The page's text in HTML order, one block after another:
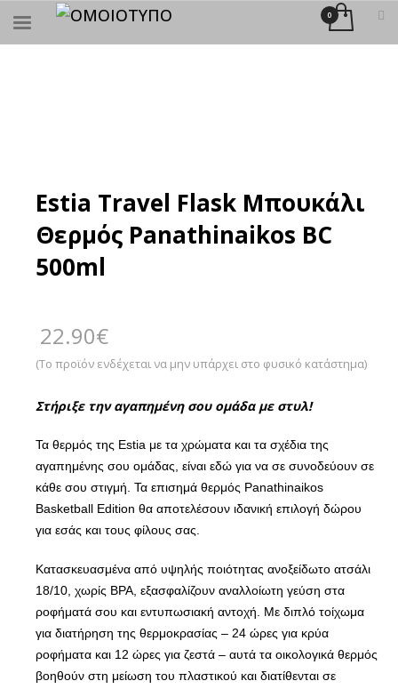
ΑΝΑΖΉΤΗΣΗ
Estia Travel Flask Μπουκάλι
Θερμός Panathinaikos BC
500ml
22.90€
(Το προϊόν ενδέχεται να μην υπάρχει στο φυσικό κατάστημα)
Στήριξε την αγαπημένη σου ομάδα με στυλ!
Τα θερμός της Estia με τα χρώματα και τα σχέδια της
αγαπημένης σου ομάδας, είναι εδώ για να σε συνοδεύουν σε
κάθε σου στιγμή. Τα επισημά θερμός Panathinaikos
Basketball Edition θα αποτελέσουν ιδανική επιλογή δώρου
για εσάς και τους φίλους σας.
Κατασκευασμένα από υψηλής ποιότητας ανοξείδωτο ατσάλι
18/10, χωρίς BPA, εξασφαλίζουν αναλλοίωτη γεύση στα
ροφήματά σου και εντυπωσιακή αντοχή. Με διπλό τοίχωμα
για διατήρηση της θερμοκρασίας – 24 ώρες για κρύα
ροφήματα και 12 ώρες για ζεστά – αυτά τα οικολογικά θερμός
βοηθούν στη μείωση του πλαστικού και διατίθενται σε